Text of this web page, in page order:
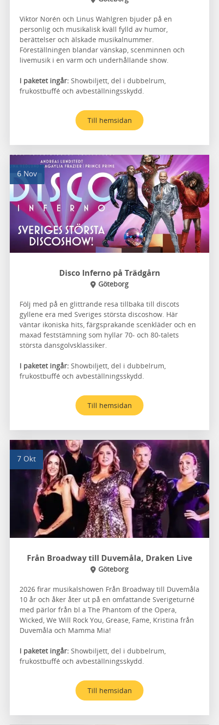
Viktor Norén och Linus Wahlgren bjuder på en
personlig och musikalisk kväll fylld av humor,
berättelser och älskade musikalnummer.
Föreställningen blandar vänskap, scenminnen och
livemusik i en varm och underhållande show.
I paketet ingår: Showbiljett, del i dubbelrum,
frukostbuffé och avbeställningsskydd.
Till hemsidan
6 Nov
Disco Inferno på Trädgårn
Göteborg
Följ med på en glittrande resa tillbaka till discots
gyllene era med Sveriges största discoshow. Här
väntar ikoniska hits, färgsprakande scenkläder och en
maxad feststämning som hyllar 70- och 80-talets
största dansgolvsklassiker.
I paketet ingår: Showbiljett, del i dubbelrum,
frukostbuffé och avbeställningsskydd.
Till hemsidan
7 Okt
Från Broadway till Duvemåla, Draken Live
Göteborg
2026 firar musikalshowen Från Broadway till Duvemåla
10 år och åker åter ut på en omfattande Sverigeturné
med pärlor från bl a The Phantom of the Opera,
Wicked, We Will Rock You, Grease, Fame, Kristina från
Duvemåla och Mamma Mia!
I paketet ingår: Showbiljett, del i dubbelrum,
frukostbuffé och avbeställningsskydd.
Till hemsidan